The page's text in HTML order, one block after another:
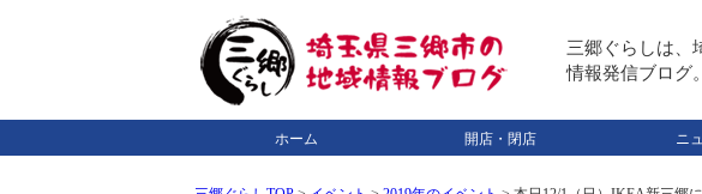
三郷ぐらしは、
情報発信ブログ
ホーム 開店・閉店 ニ